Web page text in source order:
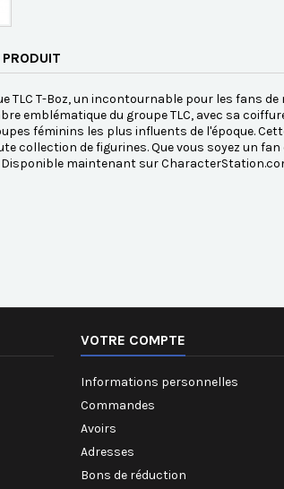
TLC T-Boz, un incontournable pour les fans
emblématique du groupe TLC, avec sa
féminins les plus influents de l'époque.
collection de figurines. Que vous soyez un
maintenant sur
VOTRE COMPTE
Informations personnelles
Commandes
Avoirs
Adresses
Bons de réduction